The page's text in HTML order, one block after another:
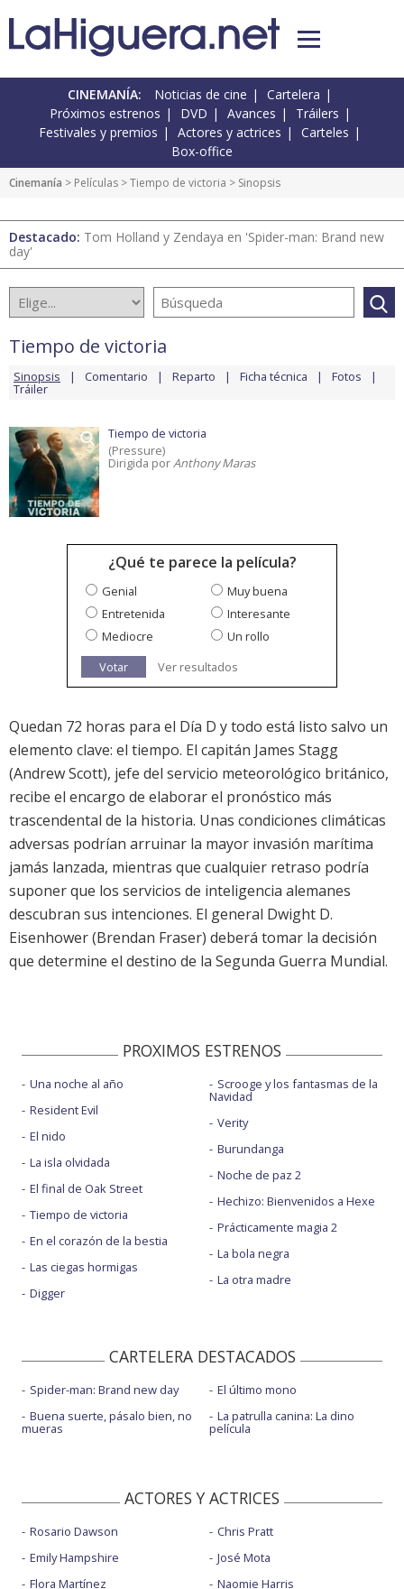
CINEMANÍA: Noticias de cine
Cartelera
Próximos estrenos
DVD Avances
Tráilers
Festivales y premios
Actores y actrices
Carteles
Box-office
Cinemanía > Películas >Tiempo de victoria > Sinopsis
Destacado: Tom Holland y Zendaya en 'Spider-man: Brand new
day'
Tiempo de victoria
Sinopsis Comentario Reparto Ficha técnica Fotos
Tráiler
Tiempo de victoria
(Pressure)
Dirigida porAnthony Maras
¿Qué te parece la película?
Genial
Muy buena
Entretenida
Interesante
Mediocre
Un rollo
Votar
Ver resultados
Quedan 72 horas para el Día D y todo está listo salvo un
elemento clave: el tiempo. El capitán James Stagg
(Andrew Scott), jefe del servicio meteorológico británico,
recibe el encargo de elaborar el pronóstico más
trascendental de la historia. Unas condiciones climáticas
adversas podrían arruinar la mayor invasión marítima
jamás lanzada, mientras que cualquier retraso podría
suponer que los servicios de inteligencia alemanes
descubran sus intenciones. El general Dwight D.
Eisenhower (Brendan Fraser) deberá tomar la decisión
que determine el destino de la Segunda Guerra Mundial.
PROXIMOS ESTRENOS
Una noche al año
Resident Evil
El nido
La isla olvidada
El final de Oak Street
Tiempo de victoria
En el corazón de la bestia
Las ciegas hormigas
Digger
Scrooge y los fantasmas de la
Navidad
Verity
Burundanga
Noche de paz 2
Hechizo: Bienvenidos a Hexe
Prácticamente magia 2
La bola negra
La otra madre
CARTELERA DESTACADOS
Spider-man: Brand new day
Buena suerte, pásalo bien, no
mueras
El último mono
La patrulla canina: La dino
película
ACTORES Y ACTRICES
Rosario Dawson
Emily Hampshire
Flora Martínez
Chris Pratt
José Mota
Naomie Harris